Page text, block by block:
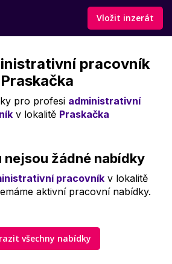
Vložit inzerát
pracovník
Praskačka
pro profesi administrativní
v lokalitě Praskačka
nejsou žádné nabídky
pracovníkv lokalitě
aktivní pracovní nabídky.
všechny nabídky